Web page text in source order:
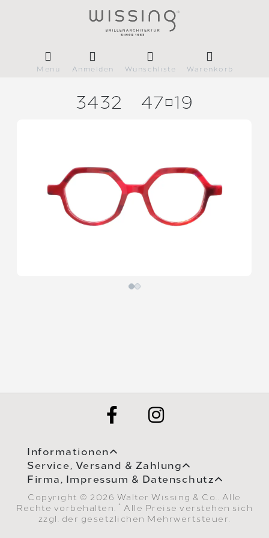
Menü Anmelden Wunschliste Warenkorb
3432 4719
Informationen
Service, Versand & Zahlung
Firma, Impressum & Datenschutz
Copyright © 2026 Walter Wissing & Co.. Alle
Rechte vorbehalten.
* Alle Preise verstehen sich
zzgl. der gesetzlichen Mehrwertsteuer.